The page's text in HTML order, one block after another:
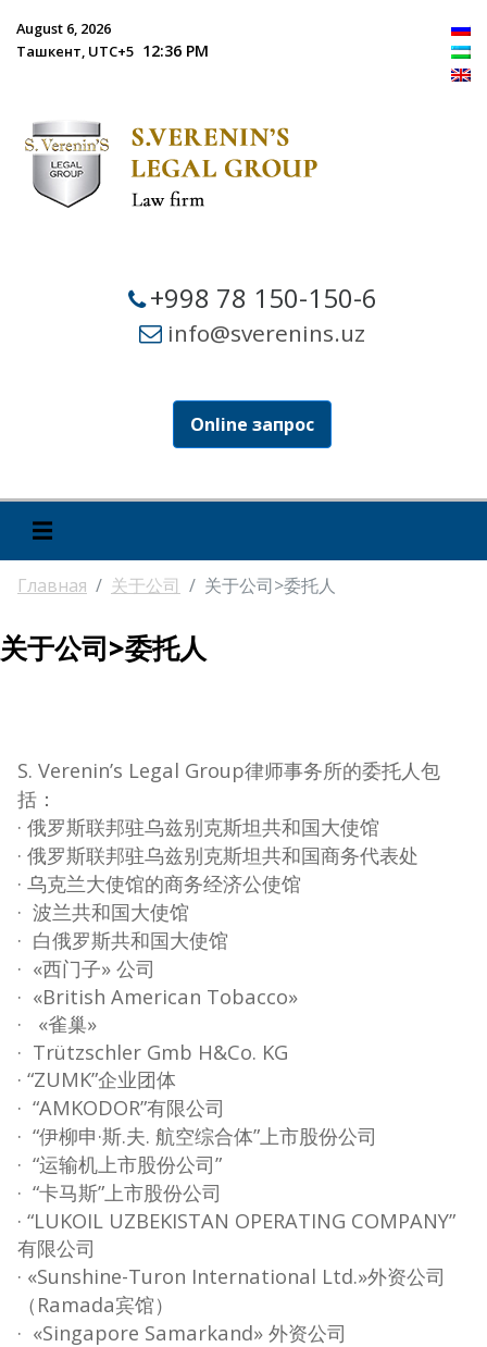
August 6, 2026
Ташкент, UTC+5 12:36 PM
+998 78 150-150-6
info@sverenins.uz
Online запрос
☰
Главная 关于公司 关于公司>委托人
关于公司>委托人
S. Verenin’s Legal Group律师事务所的委托人包
括：
· 俄罗斯联邦驻乌兹别克斯坦共和国大使馆
· 俄罗斯联邦驻乌兹别克斯坦共和国商务代表处
· 乌克兰大使馆的商务经济公使馆
· 波兰共和国大使馆
· 白俄罗斯共和国大使馆
· «西门子» 公司
· «British American Tobacco»
· «雀巢»
· Trützschler Gmb H&Co. KG
· “ZUMK”企业团体
· “AMKODOR”有限公司
· “伊柳申·斯.夫. 航空综合体”上市股份公司
· “运输机上市股份公司”
· “卡马斯”上市股份公司
· “LUKOIL UZBEKISTAN OPERATING COMPANY”
有限公司
· «Sunshine-Turon International Ltd.»外资公司
（Ramada宾馆）
· «Singapore Samarkand» 外资公司